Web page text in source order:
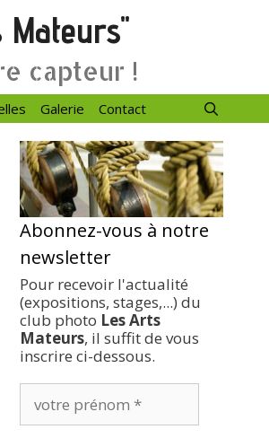
Mateurs"
capteur !
Galerie Contact
Abonnez-vous à notre
newsletter
Pour recevoir l'actualité
(expositions, stages,...) du
club photo Les Arts
Mateurs, il suffit de vous
inscrire ci-dessous.
votre
prénom
*